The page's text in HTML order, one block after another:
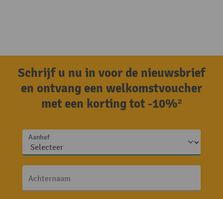
Schrijf u nu in voor de nieuwsbrief
en ontvang een welkomstvoucher
met een korting tot -10%²
Aanhef
Achternaam